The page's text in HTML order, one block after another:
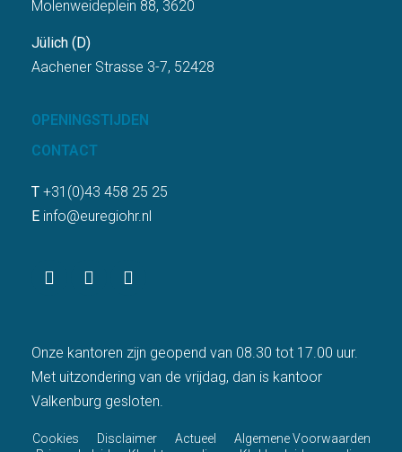
Molenweideplein 88, 3620
Jülich (D)
Aachener Strasse 3-7, 52428
OPENINGSTIJDEN
CONTACT
T +31(0)43 458 25 25
E info@euregiohr.nl
Onze kantoren zijn geopend van 08.30 tot 17.00 uur.
Met uitzondering van de vrijdag, dan is kantoor
Valkenburg gesloten.
Cookies Disclaimer Actueel
Algemene Voorwaarden